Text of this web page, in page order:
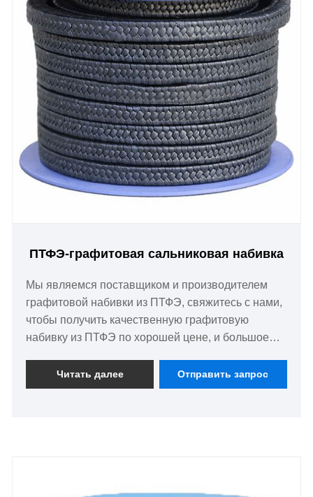
ПТФЭ-графитовая сальниковая набивка
Мы являемся поставщиком и производителем
графитовой набивки из ПТФЭ, свяжитесь с нами,
чтобы получить качественную графитовую
набивку из ПТФЭ по хорошей цене, и большое
Читать далее Отправить запрос